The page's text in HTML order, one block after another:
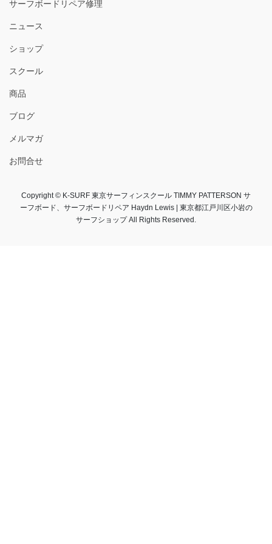
サーフボードリペア修理
ニュース
ショップ
スクール
商品
ブログ
メルマガ
お問合せ
Copyright © K-SURF 東京サーフィンスクール TIMMY PATTERSON サ
ーフボード、サーフボードリペア Haydn Lewis | 東京都江戸川区小岩の
サーフショップ All Rights Reserved.